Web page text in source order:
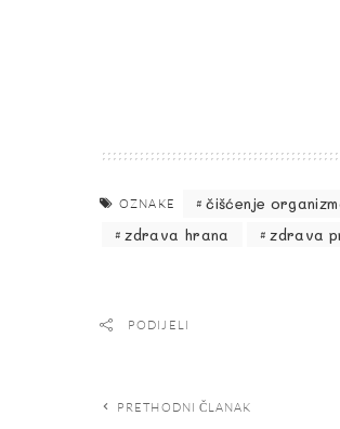
OZNAKE čišćenje
zdrava hrana
zdrava
PODIJELI
PRETHODNI ČLANAK